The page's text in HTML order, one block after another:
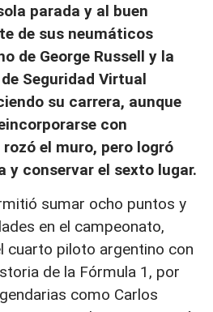
parada y al buen
de sus neumáticos
de George Russell y la
Seguridad Virtual
su carrera, aunque
con
el muro, pero logró
y conservar el sexto lugar.
sumar ocho puntos y
en el campeonato,
cuarto piloto argentino con
de la Fórmula 1, por
como Carlos